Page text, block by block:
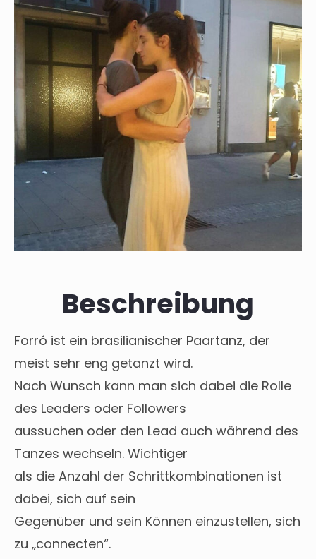
Beschreibung
Forró ist ein brasilianischer Paartanz, der
meist sehr eng getanzt wird.
Nach Wunsch kann man sich dabei die Rolle
des Leaders oder Followers
aussuchen oder den Lead auch während des
Tanzes wechseln. Wichtiger
als die Anzahl der Schrittkombinationen ist
dabei, sich auf sein
Gegenüber und sein Können einzustellen, sich
zu „connecten“.